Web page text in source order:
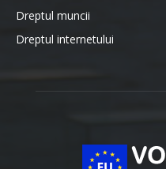
Dreptul muncii
Dreptul internetului